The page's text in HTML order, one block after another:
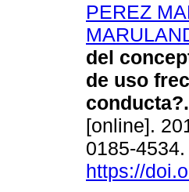
PEREZ
del
de uso
conducta?.
[online].
0185-4534.
https://